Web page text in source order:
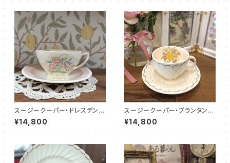
スージークーパー・ドレスデンス
プレイ・C&S（ピンク）SCDR00
86
¥14,800
スージークーパー・プランタン・
C＆S（ブルー）SCPR0114
¥14,800